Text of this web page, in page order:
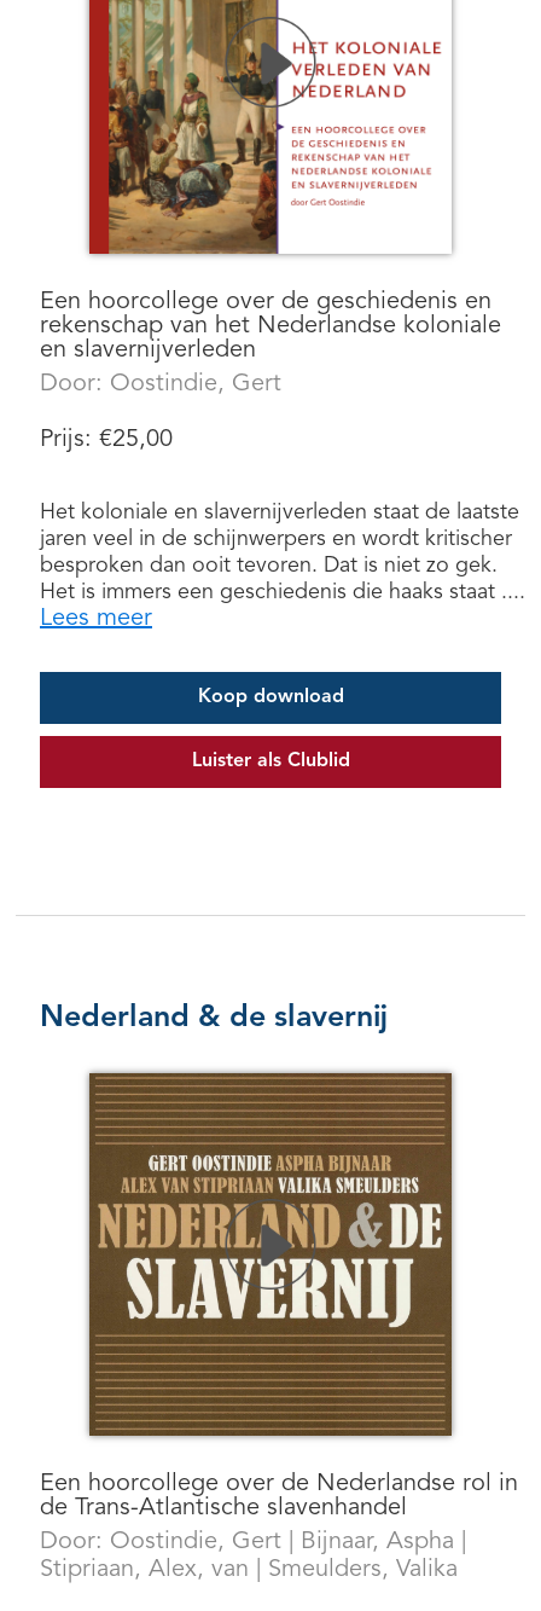
Een hoorcollege over de geschiedenis en
rekenschap van het Nederlandse koloniale
en slavernijverleden
Door: Oostindie, Gert
Prijs: €25,00
Het koloniale en slavernijverleden staat de laatste
jaren veel in de schijnwerpers en wordt kritischer
besproken dan ooit tevoren. Dat is niet zo gek.
Het is immers een geschiedenis die haaks staat ....
Lees meer
Koop download
Luister als Clublid
Nederland & de slavernij
Een hoorcollege over de Nederlandse rol in
de Trans-Atlantische slavenhandel
Door: Oostindie, Gert Bijnaar, Aspha
Stipriaan, Alex, van
Smeulders, Valika